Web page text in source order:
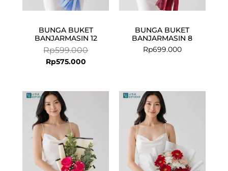
BUNGA BUKET
BANJARMASIN 12
Rp599.000
Rp575.000
BUNGA BUKET
BANJARMASIN 8
Rp699.000
was:
Rp561.000.
Current
Rp545.000.